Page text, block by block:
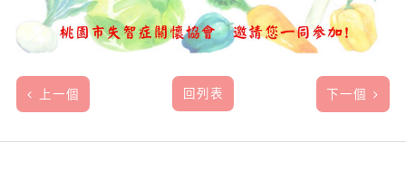
上一個 回列表 下一個